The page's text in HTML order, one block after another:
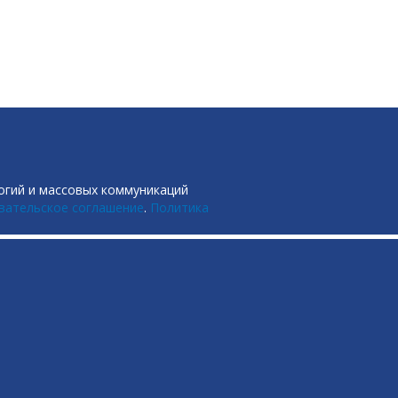
и массовых коммуникаций
соглашение. Политика